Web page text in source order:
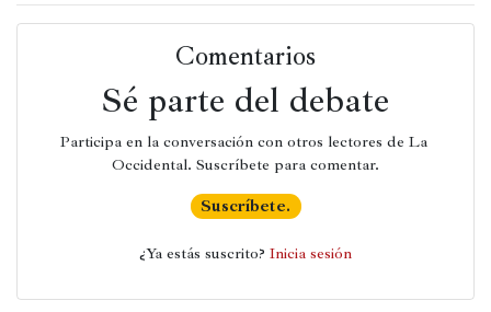
Comentarios
Sé parte del debate
Participa en la conversación con otros lectores de La
Occidental. Suscríbete para comentar.
Suscríbete.
¿Ya estás suscrito? Inicia sesión